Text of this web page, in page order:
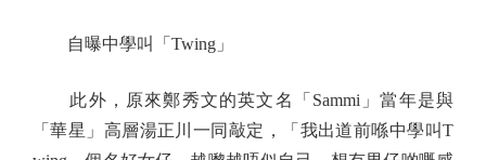
自曝中學叫「Twing」
此外，原來鄭秀文的英文名「Sammi」當年是與
「華星」高層湯正川一同敲定，「我出道前喺中學叫T